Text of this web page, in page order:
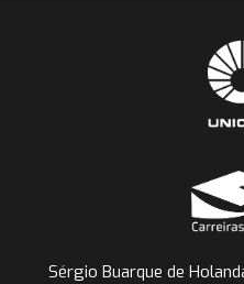
Sérgio Buarque de